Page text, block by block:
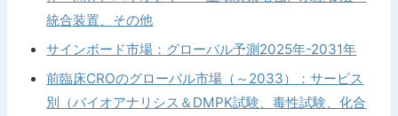
統合装置、その他
サインボード市場：グローバル予測2025年-2031年
前臨床CROのグローバル市場（～2033）：サービス
別（バイオアナリシス＆DMPK試験、毒性試験、化合